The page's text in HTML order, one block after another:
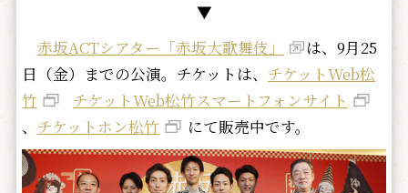
▼
赤坂ACTシアター「赤坂大歌舞伎」
は、9月25
日（金）までの公演。チケットは、 チケットWeb松
竹
チケットWeb松竹スマートフォンサイト
、 チケットホン松竹 にて販売中です。